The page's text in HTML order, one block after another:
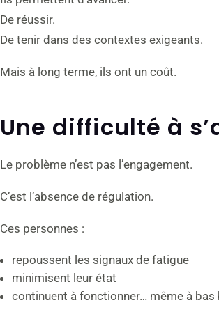
De réussir.
De tenir dans des contextes exigeants.
Mais à long terme, ils ont un coût.
Une difficulté à
Le problème n’est pas l’engagement.
C’est l’absence de régulation.
Ces personnes :
repoussent les signaux de fatigue
minimisent leur état
continuent à fonctionner… même à bas